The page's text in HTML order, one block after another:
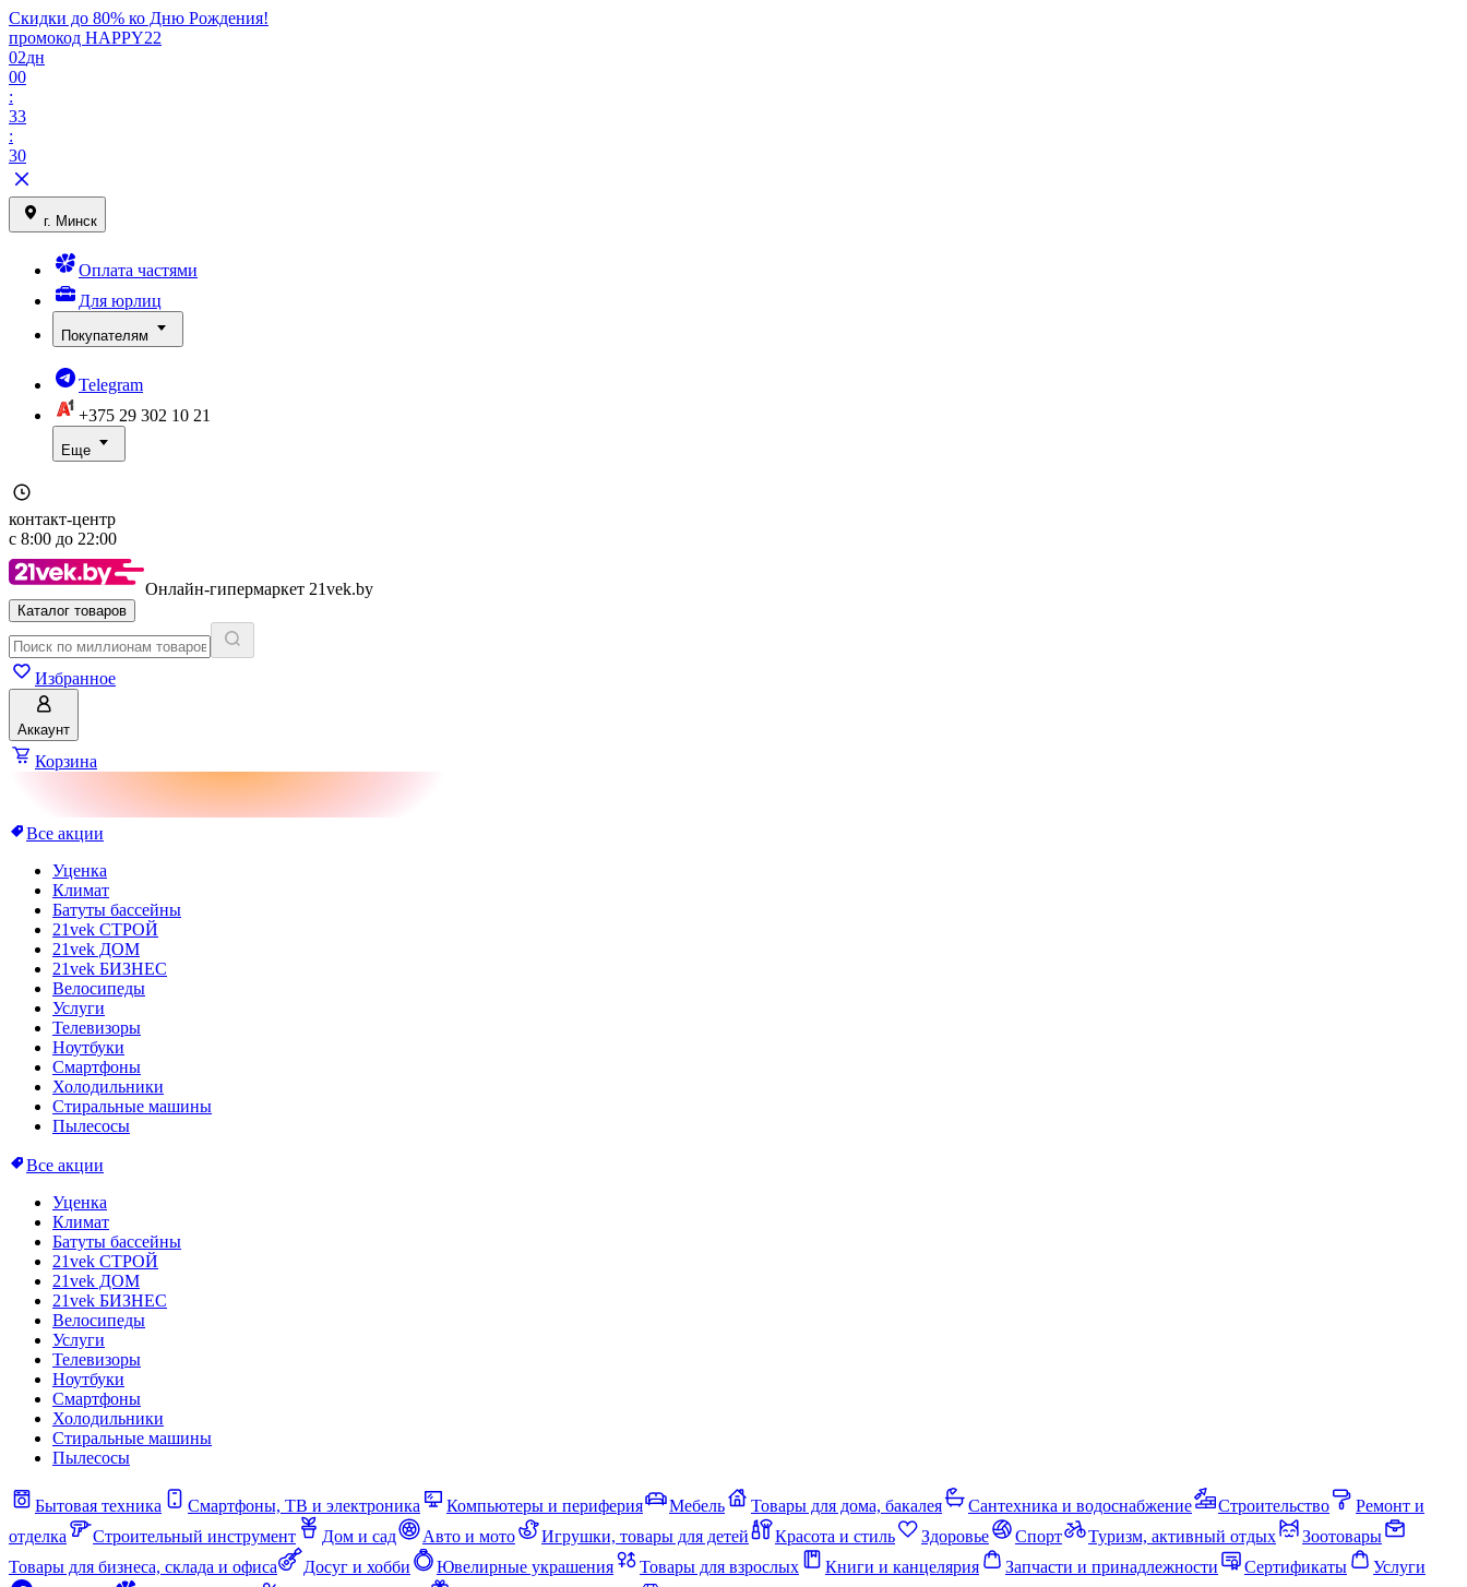
Скидки до 80% ко Дню Рождения!
промокод HAPPY22
02дн
00
:
33
:
30
г. Минск
Оплата частями
Для юрлиц
Покупателям
Telegram
+375 29 302 10 21
Еще
контакт-центр
с 8:00 до 22:00
Онлайн-гипермаркет 21vek.by
Каталог товаров
Избранное
Аккаунт
Корзина
Все акции
Уценка
Климат
Батуты бассейны
21vek СТРОЙ
21vek ДОМ
21vek БИЗНЕС
Велосипеды
Услуги
Телевизоры
Ноутбуки
Смартфоны
Холодильники
Стиральные машины
Пылесосы
Все акции
Уценка
Климат
Батуты бассейны
21vek СТРОЙ
21vek ДОМ
21vek БИЗНЕС
Велосипеды
Услуги
Телевизоры
Ноутбуки
Смартфоны
Холодильники
Стиральные машины
Пылесосы
Бытовая техника Смартфоны, ТВ и электроника Компьютеры и периферия Мебель Товары для дома, бакалея Сантехника и водоснабжение Строительство
Ремонт и
отделка
Строительный инструмент Дом и сад Авто и мото Игрушки, товары для детей Красота и стиль Здоровье Спорт Туризм, активный отдых
Зоотовары
Товары для бизнеса, склада и офиса
Досуг и хобби Ювелирные украшения Товары для взрослых Книги и канцелярия Запчасти и принадлежности Сертификаты
Услуги